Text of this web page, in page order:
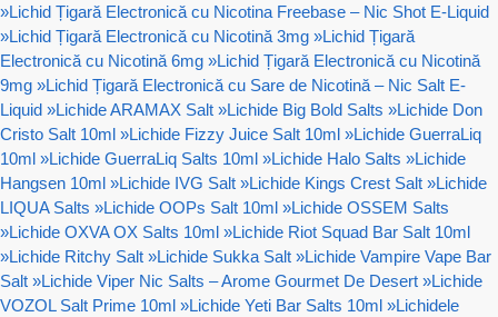
»Lichid Țigară Electronică cu Nicotina Freebase – Nic Shot E-Liquid
»Lichid Țigară Electronică cu Nicotină 3mg »Lichid Țigară
Electronică cu Nicotină 6mg »Lichid Țigară Electronică cu Nicotină
9mg »Lichid Țigară Electronică cu Sare de Nicotină – Nic Salt E-
Liquid »Lichide ARAMAX Salt »Lichide Big Bold Salts »Lichide Don
Cristo Salt 10ml »Lichide Fizzy Juice Salt 10ml »Lichide GuerraLiq
10ml »Lichide GuerraLiq Salts 10ml »Lichide Halo Salts »Lichide
Hangsen 10ml »Lichide IVG Salt »Lichide Kings Crest Salt »Lichide
LIQUA Salts »Lichide OOPs Salt 10ml »Lichide OSSEM Salts
»Lichide OXVA OX Salts 10ml »Lichide Riot Squad Bar Salt 10ml
»Lichide Ritchy Salt »Lichide Sukka Salt »Lichide Vampire Vape Bar
Salt »Lichide Viper Nic Salts – Arome Gourmet De Desert »Lichide
VOZOL Salt Prime 10ml »Lichide Yeti Bar Salts 10ml »Lichidele